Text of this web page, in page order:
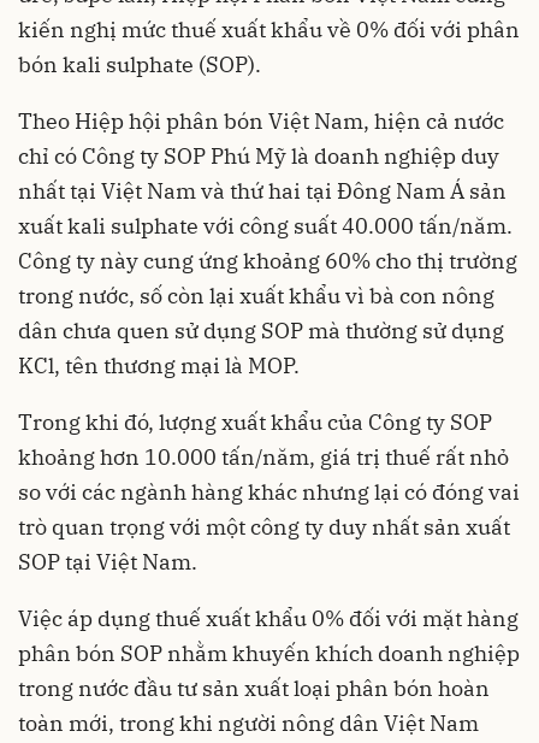
kiến nghị mức thuế xuất khẩu về 0% đối với phân
bón kali sulphate (SOP).
Theo Hiệp hội phân bón Việt Nam, hiện cả nước
chỉ có Công ty SOP Phú Mỹ là doanh nghiệp duy
nhất tại Việt Nam và thứ hai tại Đông Nam Á sản
xuất kali sulphate với công suất 40.000 tấn/năm.
Công ty này cung ứng khoảng 60% cho thị trường
trong nước, số còn lại xuất khẩu vì bà con nông
dân chưa quen sử dụng SOP mà thường sử dụng
KCl, tên thương mại là MOP.
Trong khi đó, lượng xuất khẩu của Công ty SOP
khoảng hơn 10.000 tấn/năm, giá trị thuế rất nhỏ
so với các ngành hàng khác nhưng lại có đóng vai
trò quan trọng với một công ty duy nhất sản xuất
SOP tại Việt Nam.
Việc áp dụng thuế xuất khẩu 0% đối với mặt hàng
phân bón SOP nhằm khuyến khích doanh nghiệp
trong nước đầu tư sản xuất loại phân bón hoàn
toàn mới, trong khi người nông dân Việt Nam